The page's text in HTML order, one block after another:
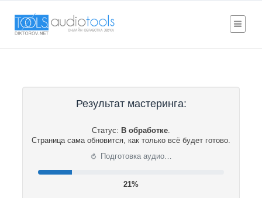
Результат мастеринга:
Статус: В обработке.
Страница сама обновится, как только всё будет готово.
⟳ Подготовка аудио…
22%